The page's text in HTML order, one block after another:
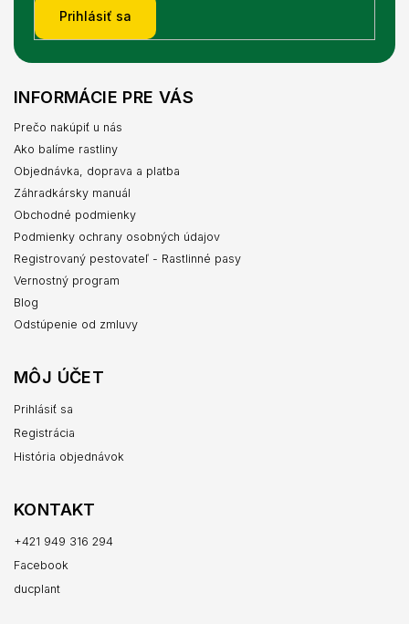
Prihlásiť sa
INFORMÁCIE PRE VÁS
Prečo nakúpiť u nás
Ako balíme rastliny
Objednávka, doprava a platba
Záhradkársky manuál
Obchodné podmienky
Podmienky ochrany osobných údajov
Registrovaný pestovateľ - Rastlinné pasy
Vernostný program
Blog
Odstúpenie od zmluvy
MÔJ ÚČET
Prihlásiť sa
Registrácia
História objednávok
KONTAKT
+421 949 316 294
Facebook
ducplant